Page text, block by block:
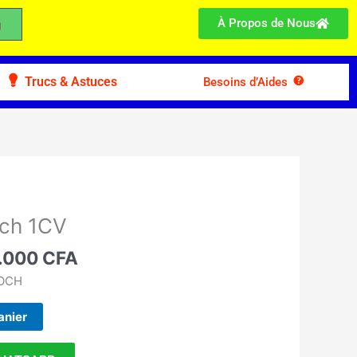
À Propos de Nous
Trucs & Astuces Besoins d’Aides
1CV
:
CFA.
CFA